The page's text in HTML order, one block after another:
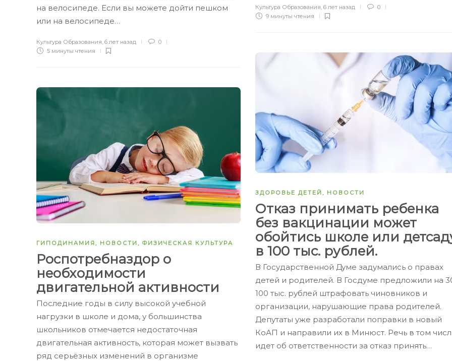
Культура Образования 6 лет назад
0
9 минуты чтения
на велосипеде. Если вы можете дойти пешком
или на велосипеде…
Культура Образования 6 лет назад
0
5 минуты чтения
ЗДОРОВЬЕ ДЕТЕЙ , НОВОСТИ
Отказ принимать ребенка
без вакцинации может
обойтись школе или
в 100 тыс. рублей.
В Государственной Думе задумались о правах
детей и родителей. В Госдуме предложили на
100 тыс. рублей штрафовать чиновников и
организации, нарушающие права родителей.
Депутаты уже разработали поправки в новый
КоАП и направили их в Минюст. Речь в том
идет об ответственности за отказ принять…
ГИПОДИНАМИЯ , НОВОСТИ , ФИЗИЧЕСКАЯ КУЛЬТУРА
Роспотребназдор о
необходимости
двигательной активности
Последние годы в силу высокой учебной
нагрузки в школе и дома, у большинства
школьников отмечается недостаточная
двигательная активность, которая может вызвать
ряд серьёзных изменений в организме